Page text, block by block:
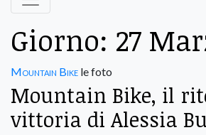
Giorno: 27
Mountain Bike le foto
Mountain Bike, il
vittoria di Alessia